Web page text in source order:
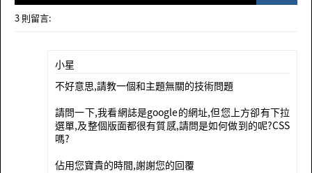
3 則留言:
小星
不好意思,請教一個和主題無關的技術問題
請問一下,我看網誌是google的網址,但您上方卻有下拉
選單,及整個版面都很有質感,請問是如何做到的呢?CSS
嗎?
佔用您寶貴的時間,謝謝您的回覆